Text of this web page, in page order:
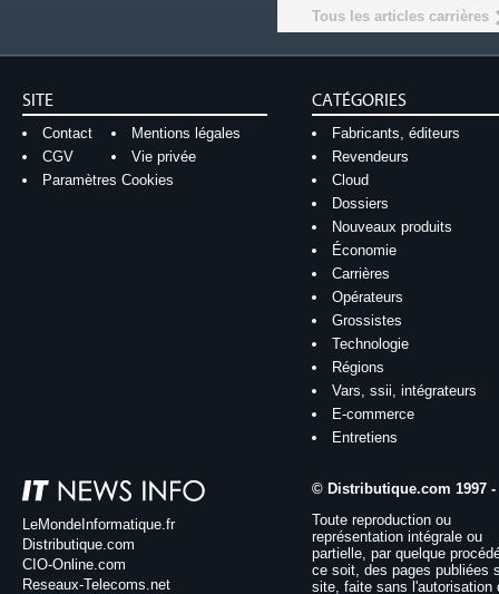
Tous les articles carrières
SITE
Contact
Mentions légales
CGV
Vie privée
Paramètres Cookies
CATÉGORIES
Fabricants, éditeurs
Revendeurs
Cloud
Dossiers
Nouveaux produits
Économie
Carrières
Opérateurs
Grossistes
Technologie
Régions
Vars, ssii, intégrateurs
E-commerce
Entretiens
LeMondeInformatique.fr
Distributique.com
CIO-Online.com
Reseaux-Telecoms.net
© Distributique.com 1997 -
Toute reproduction ou
représentation intégrale ou
partielle, par quelque
ce soit, des pages publiées
site, faite sans l'autorisation